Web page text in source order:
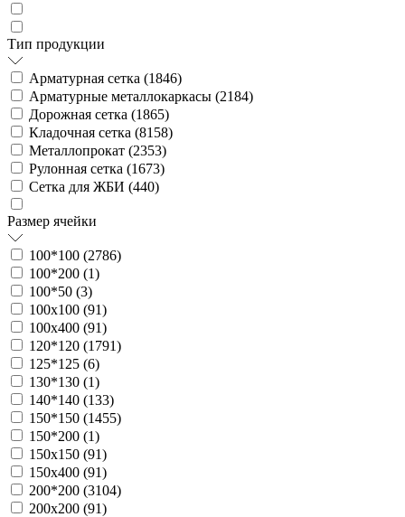
Тип продукции
Арматурная сетка (1846)
Арматурные металлокаркасы (2184)
Дорожная сетка (1865)
Кладочная сетка (8158)
Металлопрокат (2353)
Рулонная сетка (1673)
Сетка для ЖБИ (440)
Размер ячейки
100*100 (2786)
100*200 (1)
100*50 (3)
100х100 (91)
100х400 (91)
120*120 (1791)
125*125 (6)
130*130 (1)
140*140 (133)
150*150 (1455)
150*200 (1)
150х150 (91)
150х400 (91)
200*200 (3104)
200х200 (91)